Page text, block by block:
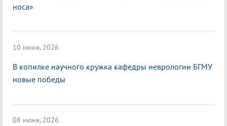
носа»
10 июня, 2026
В копилке научного кружка кафедры неврологии БГМУ
новые победы
08 июня, 2026